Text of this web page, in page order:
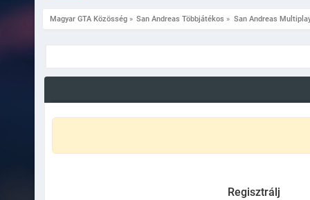
Kávé\t$5\t1 (0.5l)\t-
}
Magyar GTA Közösség » San Andreas Többjátékos » San Andreas
Regisztrálj